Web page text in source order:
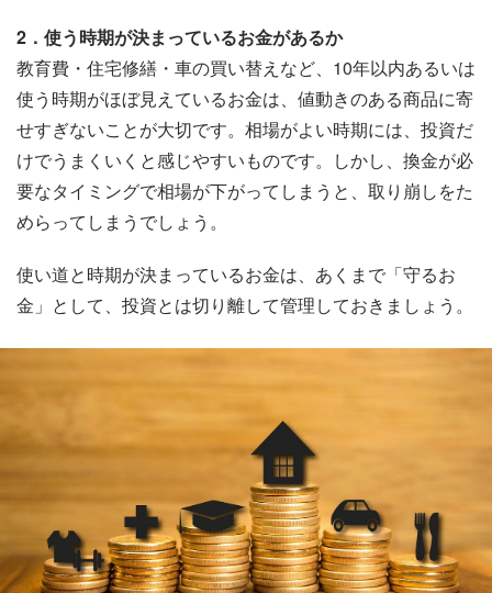
2．使う時期が決まっているお金があるか
教育費・住宅修繕・車の買い替えなど、10年以内あるいは
使う時期がほぼ見えているお金は、値動きのある商品に寄
せすぎないことが大切です。相場がよい時期には、投資だ
けでうまくいくと感じやすいものです。しかし、換金が必
要なタイミングで相場が下がってしまうと、取り崩しをた
めらってしまうでしょう。
使い道と時期が決まっているお金は、あくまで「守るお
金」として、投資とは切り離して管理しておきましょう。